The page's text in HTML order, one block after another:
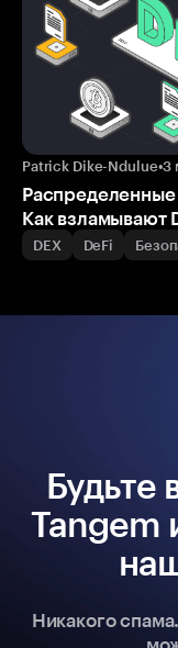
Patrick Dike-Ndulue•3
Как взламывают
DEX DeFi
Будьте
Tangem
Никакого